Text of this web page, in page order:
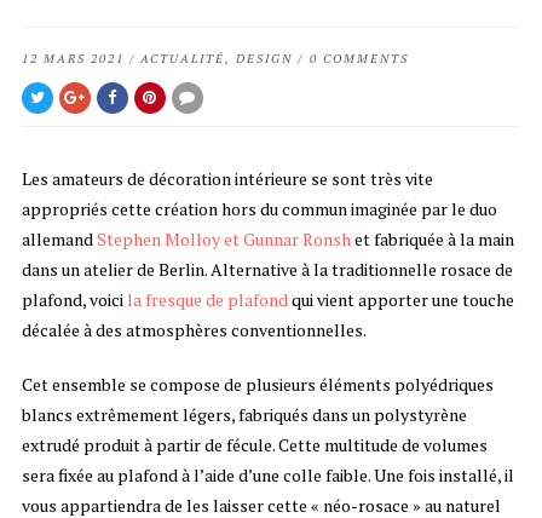
12 MARS 2021 / ACTUALITÉ,DESIGN / 0 COMMENTS
Les amateurs de décoration intérieure se sont très vite
appropriés cette création hors du commun imaginée par le duo
allemandStephen Molloy et Gunnar Ronshet fabriquée à la main
dans un atelier de Berlin. Alternative à la traditionnelle rosace de
plafond, voici la fresque de plafondqui vient apporter une touche
décalée à des atmosphères conventionnelles.
Cet ensemble se compose de plusieurs éléments polyédriques
blancs extrêmement légers, fabriqués dans un polystyrène
extrudé produit à partir de fécule. Cette multitude de volumes
sera fixée au plafond à l’aide d’une colle faible. Une fois installé, il
vous appartiendra de les laisser cette « néo-rosace » au naturel